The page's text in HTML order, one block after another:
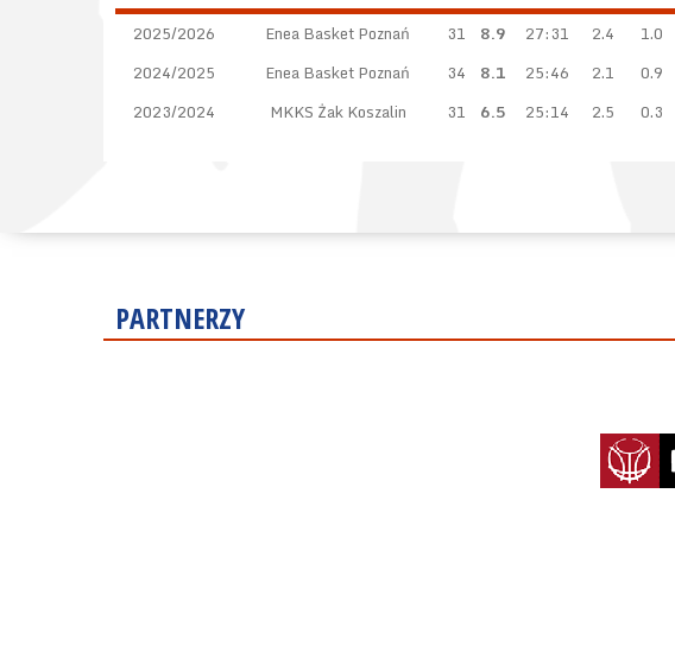
2025/2026 Enea Basket Poznań 31 8.9 27:31 2.4 1.0
2024/2025
Enea Basket Poznań 34 8.1 25:46 2.1 0.9
2023/2024
MKKS Żak Koszalin 31 6.5 25:14 2.5 0.3
PARTNERZY